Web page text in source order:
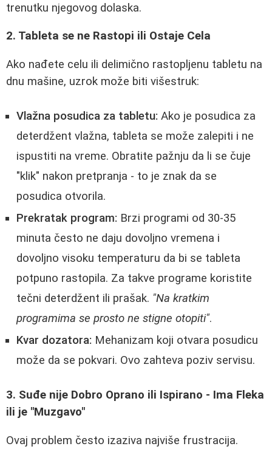
trenutku njegovog dolaska.
2. Tableta se ne Rastopi ili Ostaje Cela
Ako nađete celu ili delimično rastopljenu tabletu na
dnu mašine, uzrok može biti višestruk:
Vlažna posudica za tabletu: Ako je posudica za
deterdžent vlažna, tableta se može zalepiti i ne
ispustiti na vreme. Obratite pažnju da li se čuje
"klik" nakon pretpranja - to je znak da se
posudica otvorila.
Prekratak program: Brzi programi od 30-35
minuta često ne daju dovoljno vremena i
dovoljno visoku temperaturu da bi se tableta
potpuno rastopila. Za takve programe koristite
tečni deterdžent ili prašak. "Na kratkim
programima se prosto ne stigne otopiti".
Kvar dozatora: Mehanizam koji otvara posudicu
može da se pokvari. Ovo zahteva poziv servisu.
3. Suđe nije Dobro Oprano ili Ispirano - Ima Fleka
ili je "Muzgavo"
Ovaj problem često izaziva najviše frustracija.